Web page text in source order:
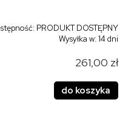
PRODUKT DOSTĘPNY
Wysyłka w:14 dni
261,00 zł
do koszyka